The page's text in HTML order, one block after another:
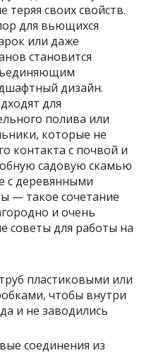
теряя своих свойств.
для вьющихся
или даже
становится
дизайн.
для
полива или
которые не
контакта с почвой и
садовую скамью
с деревянными
— такое сочетание
и очень
советы для работы на
пластиковыми или
чтобы внутри
и не заводились
соединения из